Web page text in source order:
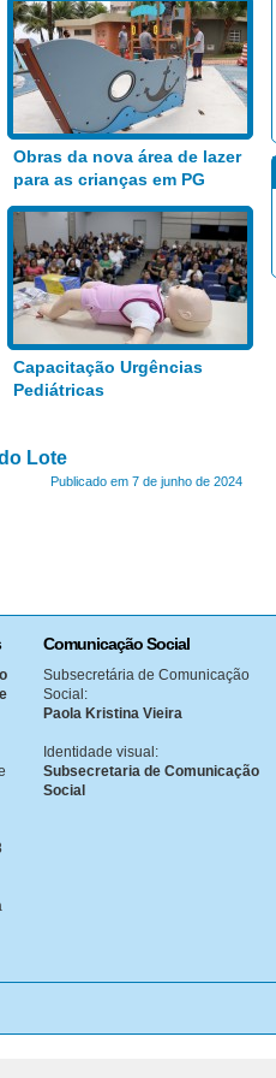
Obras da nova área de lazer
para as crianças em PG
Capacitação Urgências
Pediátricas
Lote
Publicado em 7 de junho de 2024
Comunicação Social
Subsecretária de Comunicação
Social:
Paola Kristina Vieira
Identidade visual:
Subsecretaria de Comunicação
Social